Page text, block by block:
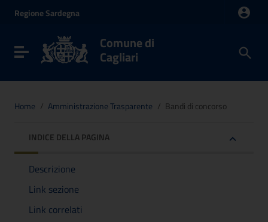
Vai al menu di navigazione
RegioneSardegna
Toggle navigation Comune di
Cagliari
Home / Amministrazione Trasparente / Bandi di concorso
INDICE DELLA PAGINA
Descrizione
Link sezione
Link correlati